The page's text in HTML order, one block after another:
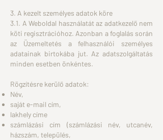
3. A kezelt személyes adatok köre
3.1. A Weboldal használatát az adatkezelő nem
köti regisztrációhoz. Azonban a foglalás során
az Üzemeltetés a felhasználói személyes
adatainak birtokába jut. Az adatszolgáltatás
minden esetben önkéntes.
Rögzítésre kerülő adatok:
Név,
saját e-mail cím,
lakhely címe
számlázási cím (számlázási név, utcanév,
házszám, település,